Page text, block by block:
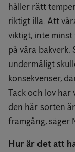
håller rätt
riktigt illa. Att
viktigt, inte
på våra bakverk.
undermåligt
konsekvenser,
Tack och lov har
den här sorten
framgång, säger
Hur är det att